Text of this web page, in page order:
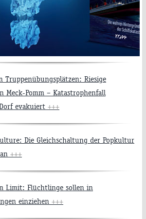
Truppenübungsplätzen: Riesige
Meck-Pomm – Katastrophenfall
evakuiert +++
Die Gleichschaltung der Popkultur
+++
Limit: Flüchtlinge sollen in
einziehen +++